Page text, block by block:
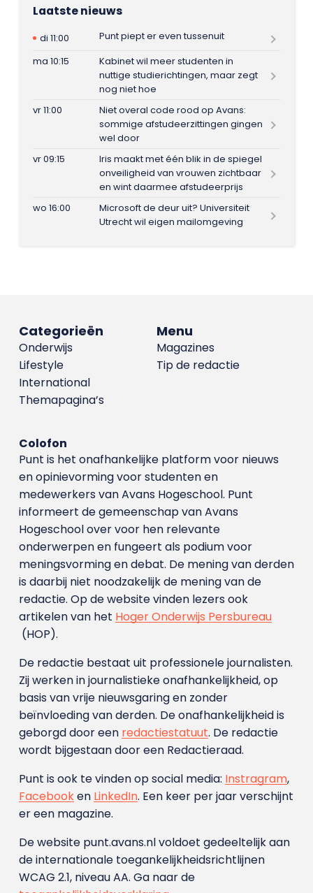
Laatste nieuws
di 11:00
Punt piept er even tussenuit
ma 10:15
Kabinet wil meer studenten in
nuttige studierichtingen, maar zegt
nog niet hoe
vr 11:00
Niet overal code rood op Avans:
sommige afstudeerzittingen gingen
wel door
vr 09:15
Iris maakt met één blik in de spiegel
onveiligheid van vrouwen zichtbaar
en wint daarmee afstudeerprijs
wo 16:00
Microsoft de deur uit? Universiteit
Utrecht wil eigen mailomgeving
Menu
Magazines
Tip de redactie
Categorieën
Onderwijs
Lifestyle
International
Themapagina’s
Colofon
Punt is het onafhankelijke platform voor nieuws
en opinievorming voor studenten en
medewerkers van Avans Hoge­school. Punt
informeert de gemeenschap van Avans
Hogeschool over voor hen relevante
onderwerpen en fungeert als podium voor
meningsvorming en debat. De mening van derden
is daarbij niet noodzakelijk de mening van de
redactie. Op de website vinden lezers ook
artikelen van het Hoger Onderwijs Persbureau
(HOP).
De redactie bestaat uit professionele journalisten.
Zij werken in journalistieke onafhankelijkheid, op
basis van vrije nieuwsgaring en zonder
beïnvloeding van derden. De onafhankelijkheid is
geborgd door een redactiestatuut. De redactie
wordt bijgestaan door een Redactieraad.
Punt is ook te vinden op social media: Instragram,
Facebooken LinkedIn. Een keer per jaar verschijnt
er een magazine.
De website punt.avans.nl voldoet gedeeltelijk aan
de internationale toegankelijkheidsrichtlijnen
WCAG 2.1, niveau AA. Ga naar de